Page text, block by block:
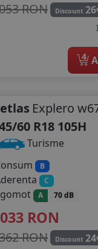
RON Discount 26
4
Explero
60 R18 105H
Turisme
B
C
A 70 dB
RON
RON Discount 24